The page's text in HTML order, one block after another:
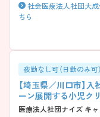
社会医療法人社団大
ちら
夜勤なし可（日勤のみ可）
【埼玉県／川口市】
ーン展開する小児ク
医療法人社団ナイズ キ